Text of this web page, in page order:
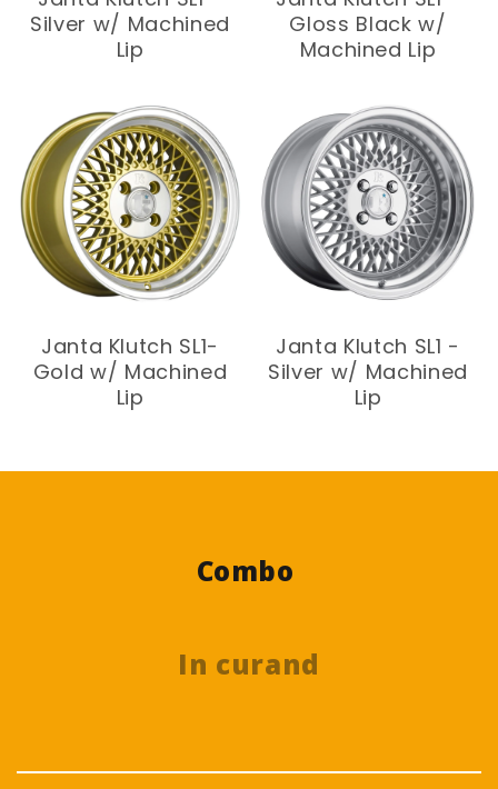
Silver w/ Machined
Lip
Gloss Black w/
Machined Lip
Janta Klutch SL1-
Gold w/ Machined
Lip
Janta Klutch SL1 -
Silver w/ Machined
Lip
Combo
In curand